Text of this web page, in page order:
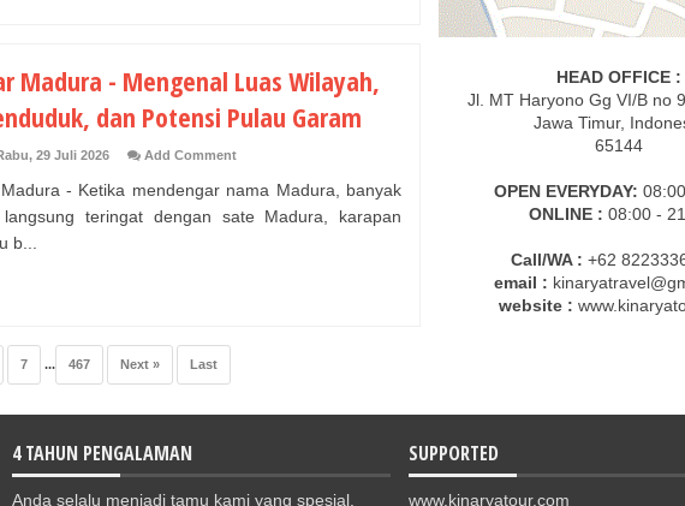
Madura - Mengenal Luas Wilayah,
dan Potensi Pulau Garam
29 Juli 2026 Add Comment
- Ketika mendengar nama Madura, banyak
teringat dengan sate Madura, karapan
b...
7 ... 467 Next » Last
HEAD OFFICE :
Jl. MT Haryono Gg VI/B no
Jawa Timur,
65144
OPEN EVERYDAY:
ONLINE : 08:00 -
Call/WA : +62
email :
website :
4 TAHUN PENGALAMAN
Anda selalu menjadi tamu kami yang spesial.
SUPPORTED
www.kinaryatour.com